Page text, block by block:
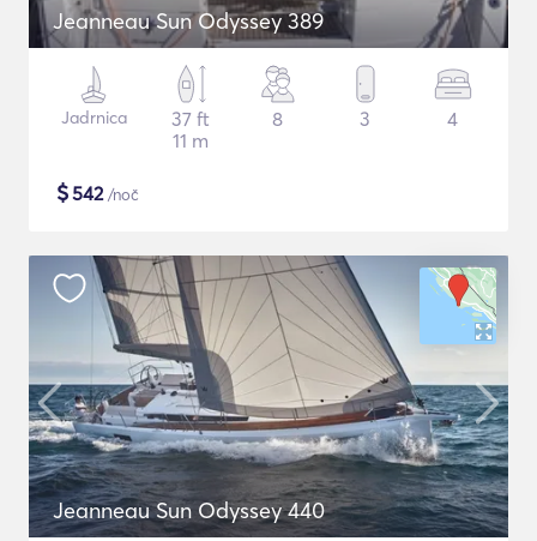
Jeanneau Sun Odyssey 389
Jadrnica
37 ft
11 m
8 3 4
$542/noč
Jeanneau Sun Odyssey 440